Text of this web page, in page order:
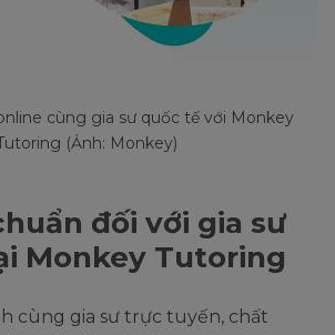
cùng gia sư quốc tế với Monkey
(Ảnh: Monkey)
đối với gia sư
Monkey Tutoring
cùng gia sư trực tuyến, chất